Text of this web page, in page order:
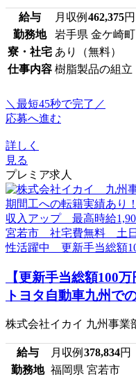
給与 月収例 462,375円
勤務地
岩手県 金ケ崎町
寮・社宅 あり（無料）
仕事内容 樹脂製品の組立
＼最短45秒で完了／
応募へ進む
詳しく
見る
プレミア求人
【更新手当総額100
トヨタ自動車九州で
株式会社イカイ 九州事
給与 月収例 378,834円
勤務地 福岡県 宮若市